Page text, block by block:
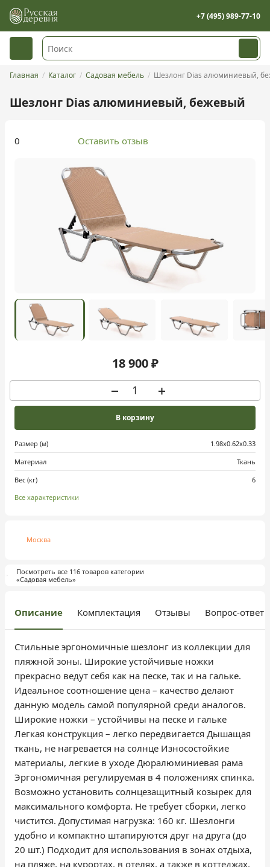
+7 (495) 989-77-10
Главная Каталог Садовая мебель Шезлонг Dias алюминиевый,
Шезлонг Dias алюминиевый, бежевый
0 Оставить отзыв
18 900 ₽
В корзину
Размер (м)
1.98х0.62х0.33
Материал
Ткань
Вес (кг)
6
Все характеристики
Москва
Посмотреть все 116 товаров категории
«Садовая мебель»
Описание Комплектация Отзывы Вопрос-ответ
Стильные эргономичные шезлонг из коллекции для
пляжной зоны. Широкие устойчивые ножки
прекрасно ведут себя как на песке, так и на гальке.
Идеальное соотношение цена – качество делают
данную модель самой популярной среди аналогов.
Широкие ножки – устойчивы на песке и гальке
Легкая конструкция – легко передвигается Дышащая
ткань, не нагревается на солнце Износостойкие
материалы, легкие в уходе Дюралюминиевая рама
Эргономичная регулируемая в 4 положениях спинка.
Возможно установить солнцезащитный козырек для
максимального комфорта. Не требует сборки, легко
чистится. Допустимая нагрузка: 160 кг. Шезлонги
удобно и компактно штапируются друг на друга (до
20 шт.) Подходит для использования в зонах отдыха,
на пляже, на курортах, в отелях, а также в коттеджах,